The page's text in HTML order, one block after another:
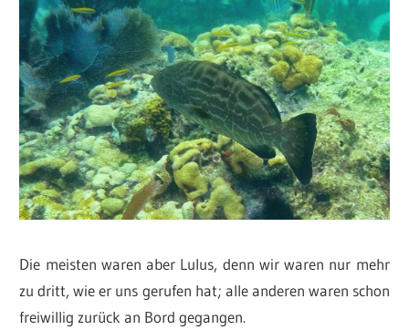
Die meisten waren aber Lulus, denn wir waren nur mehr
zu dritt, wie er uns gerufen hat; alle anderen waren schon
freiwillig zurück an Bord gegangen.